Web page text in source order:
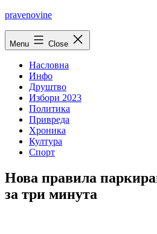
Skip
pravenovine
Menu Close
Насловна
Инфо
Друштво
Избори 2023
Политика
Привреда
Хроника
Култура
Спорт
Нова правила
за три минута